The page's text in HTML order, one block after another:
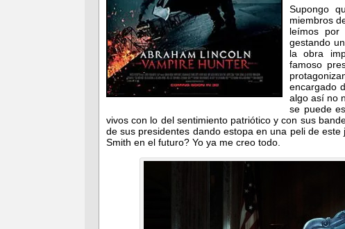
Supongo
miembros
leímos por
gestando
la obra
famoso
encargado
algo así no
se puede
vivos con lo del sentimiento patriótico y con sus
de sus presidentes dando estopa en una peli de
Smith en el futuro? Yo ya me creo todo.